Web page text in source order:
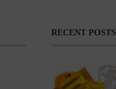
RECENT POSTS